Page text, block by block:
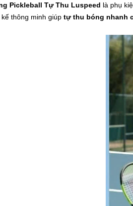
Pickleball Tự Thu Luspeed là phụ
kế thông minh giúp tự thu bóng nhanh